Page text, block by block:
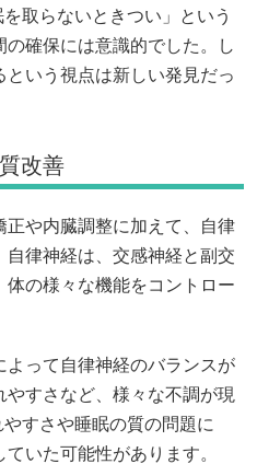
取らないときつい」という
確保には意識的でした。し
いう視点は新しい発見だっ
改善
や内臓調整に加えて、自律
律神経は、交感神経と副交
の様々な機能をコントロー
よって自律神経のバランスが
すさなど、様々な不調が現
すさや睡眠の質の問題に
いた可能性があります。